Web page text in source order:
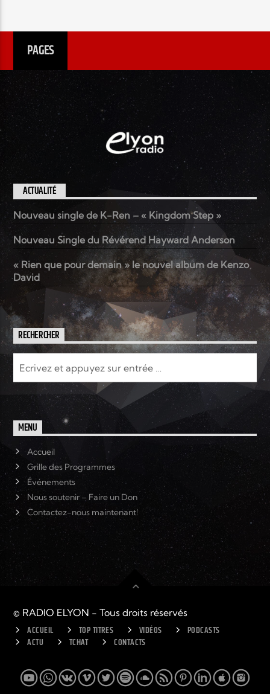
PAGES
ACTUALITÉ
Nouveau single de K-Ren – « Kingdom Step »
Nouveau Single du Révérend Hayward Anderson
« Rien que pour demain » le nouvel album de Kenzo
David
RECHERCHER
MENU
Accueil
Grille des Programmes
Événements
Nous soutenir – Faire un Don
Contactez-nous maintenant!
© RADIO ELYON - Tous droits réservés
ACCUEIL TOP TITRES VIDÉOS
PODCASTS
ACTU
TCHAT CONTACTS